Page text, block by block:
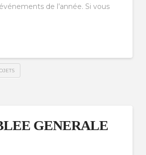
de l’année. Si vous
GENERALE